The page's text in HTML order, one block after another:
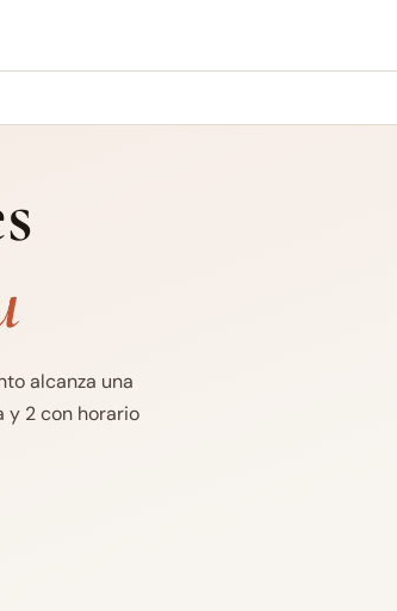
alcanza una
y 2 con horario